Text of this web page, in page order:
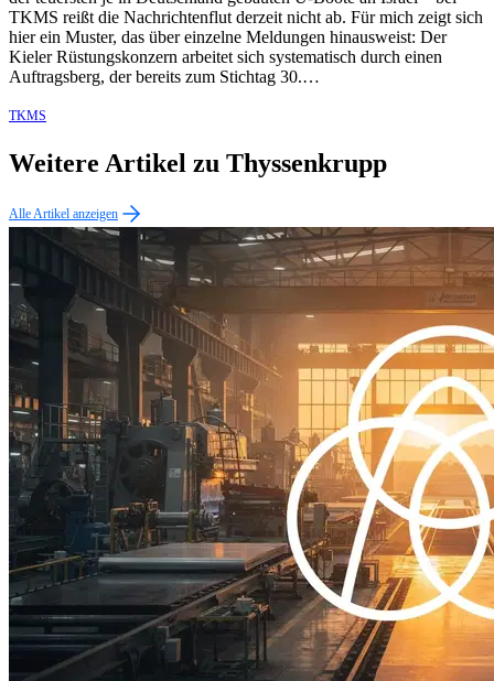
TKMS reißt die Nachrichtenflut derzeit nicht ab. Für mich zeigt sich
hier ein Muster, das über einzelne Meldungen hinausweist: Der
Kieler Rüstungskonzern arbeitet sich systematisch durch einen
Auftragsberg, der bereits zum Stichtag 30.…
TKMS
Weitere Artikel zu Thyssenkrupp
Alle Artikel anzeigen